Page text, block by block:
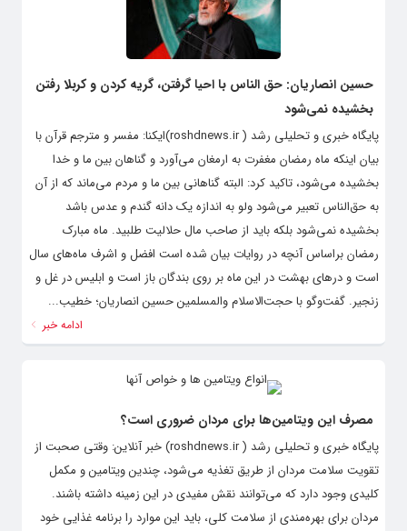
حسین انصاریان: حق‌ الناس با احیا گرفتن، گریه کردن و کربلا رفتن
بخشیده نمی‌شود
پایگاه خبری و تحلیلی رشد ( roshdnews.ir)ایکنا: مفسر و مترجم قرآن با
بیان اینکه ماه رمضان مغفرت به ارمغان می‌آورد و گناهان بین ما و خدا
بخشیده می‌شود، تاکید کرد: البته گناهانی بین ما و مردم می‌ماند که از آن
به حق‌الناس تعبیر می‌شود ولو به اندازه یک دانه گندم و عدس باشد
بخشیده نمی‌شود بلکه باید از صاحب مال حلالیت طلبید. ماه مبارک
رمضان براساس آنچه در روایات بیان شده است افضل و اشرف ماه‌های سال
است و در‌های بهشت در این ماه بر روی بندگان باز است و ابلیس در غل و
زنجیر. گفت‌وگو با حجت‌الاسلام والمسلمین حسین انصاریان؛ خطیب...
ادامه خبر
مصرف این ویتامین‌ها برای مردان ضروری است؟
پایگاه خبری و تحلیلی رشد ( roshdnews.ir) خبر آنلاین: وقتی صحبت از
تقویت سلامت مردان از طریق تغذیه می‌شود، چندین ویتامین و مکمل
کلیدی وجود دارد که می‌توانند نقش مفیدی در این زمینه داشته باشند.
مردان برای بهره‌مندی از سلامت کلی، باید این موارد را برنامه غذایی خود